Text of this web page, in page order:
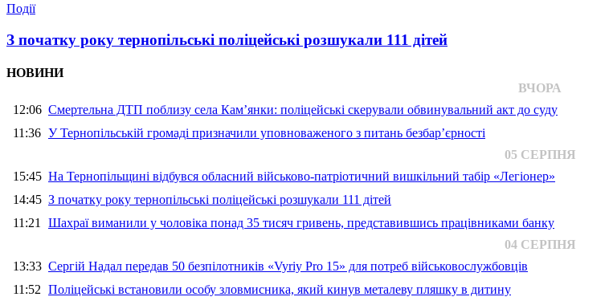
Події
З початку року тернопільські поліцейські розшукали 111 дітей
НОВИНИ
ВЧОРА
12:06 Смертельна ДТП поблизу села Кам’янки: поліцейські скерували обвинувальний акт до суду
11:36 У Тернопільській громаді призначили уповноваженого з питань безбар’єрності
05 СЕРПНЯ
15:45 На Тернопільщині відбувся обласний військово-патріотичний вишкільний табір «Легіонер»
14:45 З початку року тернопільські поліцейські розшукали 111 дітей
11:21 Шахраї виманили у чоловіка понад 35 тисяч гривень, представившись працівниками банку
04 СЕРПНЯ
13:33 Сергій Надал передав 50 безпілотників «Vyriy Pro 15» для потреб військовослужбовців
11:52 Поліцейські встановили особу зловмисника, який кинув металеву пляшку в дитину